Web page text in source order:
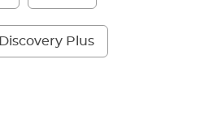
Discovery Plus